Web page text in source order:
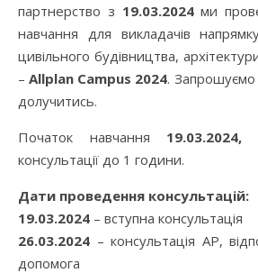
партнерство з 19.03.2024ми
навчання для викладачів
цивільного будівництва,
–Allplan Campus 2024.
долучитись.
Початок навчання 19.03.2024,
консультації до 1 години.
Дати проведення консультацій:
19.03.2024 – вступна консультація
26.03.2024 – консультація АР,
допомога